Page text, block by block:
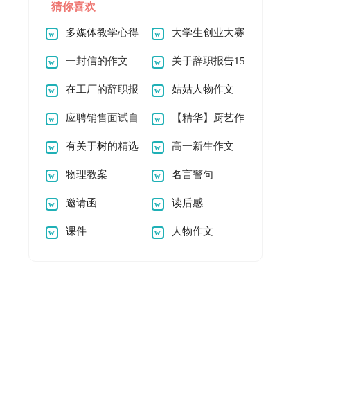
猜你喜欢
多媒体教学心得
体会
大学生创业大赛
策划书(15篇)
一封信的作文
【精】
关于辞职报告15
篇
在工厂的辞职报
告(15篇)
姑姑人物作文
应聘销售面试自
我介绍
【精华】厨艺作
文300字4篇
有关于树的精选
作文
高一新生作文
物理教案 名言警句
邀请函 读后感
课件 人物作文